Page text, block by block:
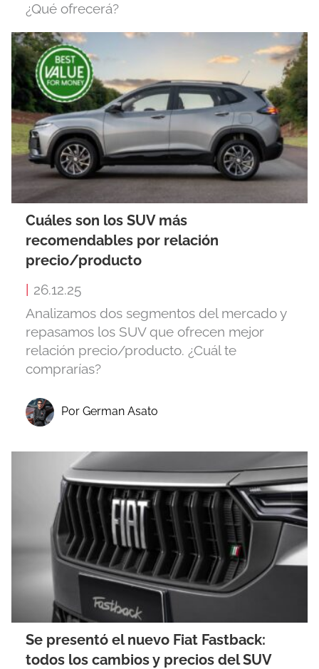
¿Qué ofrecerá?
Cuáles son los SUV más
recomendables por relación
precio/producto
26.12.25
Analizamos dos segmentos del mercado y
repasamos los SUV que ofrecen mejor
relación precio/producto. ¿Cuál te
comprarías?
Por German Asato
Se presentó el nuevo Fiat Fastback:
todos los cambios y precios del SUV